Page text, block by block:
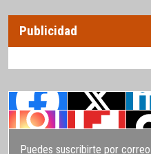
Publicidad
Puedes suscribirte por